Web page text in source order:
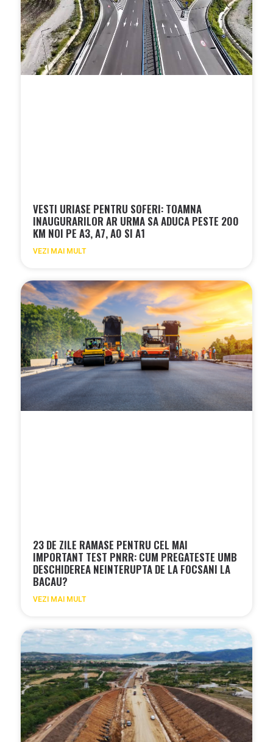
VESTI URIASE PENTRU SOFERI: TOAMNA
INAUGURARILOR AR URMA SA ADUCA PESTE 200
KM NOI PE A3, A7, A0 SI A1
VEZI MAI MULT
23 DE ZILE RAMASE PENTRU CEL MAI
IMPORTANT TEST PNRR: CUM PREGATESTE UMB
DESCHIDEREA NEINTERUPTA DE LA FOCSANI LA
BACAU?
VEZI MAI MULT